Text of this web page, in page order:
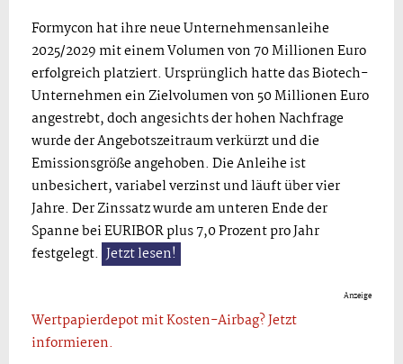
Formycon hat ihre neue Unternehmensanleihe
2025/2029 mit einem Volumen von 70 Millionen Euro
erfolgreich platziert. Ursprünglich hatte das Biotech-
Unternehmen ein Zielvolumen von 50 Millionen Euro
angestrebt, doch angesichts der hohen Nachfrage
wurde der Angebotszeitraum verkürzt und die
Emissionsgröße angehoben. Die Anleihe ist
unbesichert, variabel verzinst und läuft über vier
Jahre. Der Zinssatz wurde am unteren Ende der
Spanne bei EURIBOR plus 7,0 Prozent pro Jahr
festgelegt. Jetzt lesen!
Anzeige
Wertpapierdepot mit Kosten-Airbag? Jetzt
informieren.